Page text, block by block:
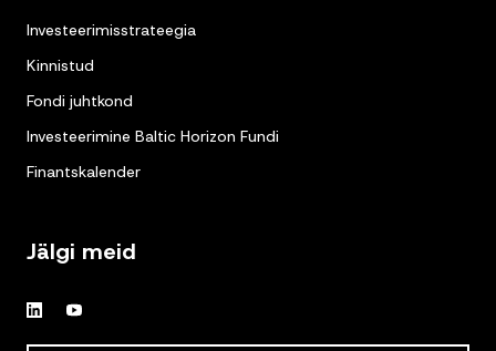
Investeerimisstrateegia
Kinnistud
Fondi juhtkond
Investeerimine Baltic Horizon Fundi
Finantskalender
Jälgi meid